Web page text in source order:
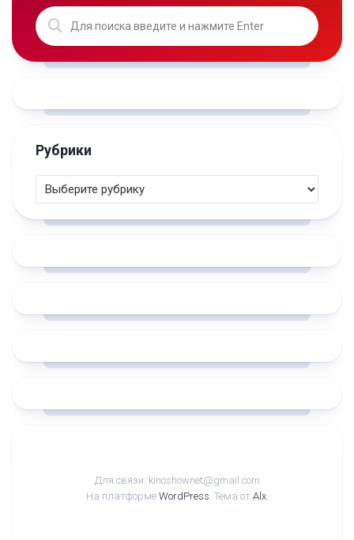
Рубрики
Для связи: kinoshownet@gmail.com
На платформе WordPress. Тема от Alx.